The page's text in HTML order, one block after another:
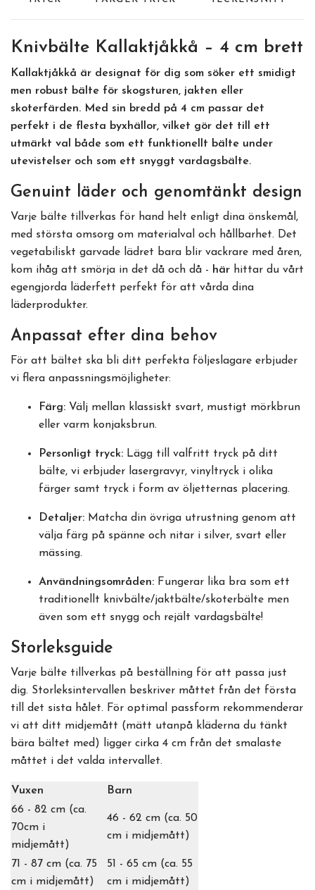
Knivbälte Kallaktjåkkå – 4 cm brett
Kallaktjåkkå är designat för dig som söker ett smidigt
men robust bälte för skogsturen, jakten eller
skoterfärden. Med sin bredd på 4 cm passar det
perfekt i de flesta byxhällor, vilket gör det till ett
utmärkt val både som ett funktionellt bälte under
utevistelser och som ett snyggt vardagsbälte.
Genuint läder och genomtänkt design
Varje bälte tillverkas för hand helt enligt dina önskemål,
med största omsorg om materialval och hållbarhet. Det
vegetabiliskt garvade lädret bara blir vackrare med åren,
kom ihåg att smörja in det då och då - här hittar du vårt
egengjorda läderfett perfekt för att vårda dina
läderprodukter.
Anpassat efter dina behov
För att bältet ska bli ditt perfekta följeslagare erbjuder
vi flera anpassningsmöjligheter:
Färg: Välj mellan klassiskt svart, mustigt mörkbrun
eller varm konjaksbrun.
Personligt tryck: Lägg till valfritt tryck på ditt
bälte, vi erbjuder lasergravyr, vinyltryck i olika
färger samt tryck i form av öljetternas placering.
Detaljer: Matcha din övriga utrustning genom att
välja färg på spänne och nitar i silver, svart eller
mässing.
Användningsområden: Fungerar lika bra som ett
traditionellt knivbälte/jaktbälte/skoterbälte men
även som ett snygg och rejält vardagsbälte!
Storleksguide
Varje bälte tillverkas på beställning för att passa just
dig. Storleksintervallen beskriver måttet från det första
till det sista hålet. För optimal passform rekommenderar
vi att ditt midjemått (mätt utanpå kläderna du tänkt
bära bältet med) ligger cirka 4 cm från det smalaste
måttet i det valda intervallet.
Vuxen
Barn
66 - 82 cm (ca.
70cm i
midjemått)
46 - 62 cm (ca. 50
cm i midjemått)
71 - 87 cm (ca. 75
cm i midjemått)
51 - 65 cm (ca. 55
cm i midjemått)